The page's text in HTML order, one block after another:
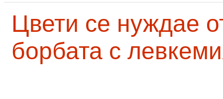
Цвети се нуждае
борбата с